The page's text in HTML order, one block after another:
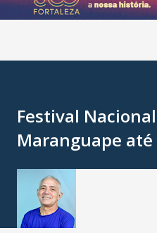
Festival
Maranguape